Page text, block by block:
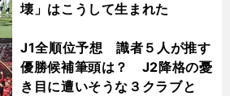
壊」はこうして生まれた
J1全順位予想 識者５人が推す
優勝候補筆頭は？ J2降格の憂
き目に遭いそうな３クラブと